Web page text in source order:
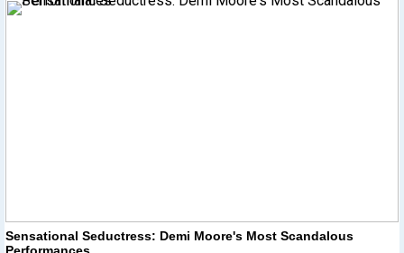
Sensational Seductress: Demi Moore's Most Scandalous